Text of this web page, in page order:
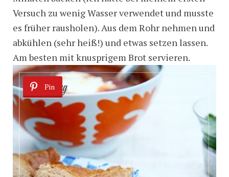
Versuch zu wenig Wasser verwendet und musste
es früher rausholen). Aus dem Rohr nehmen und
abkühlen (sehr heiß!) und etwas setzen lassen.
Am besten mit knusprigem Brot servieren.
Pin